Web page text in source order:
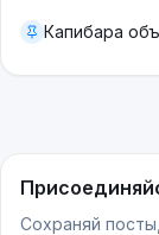
Капибара
Сохраняй